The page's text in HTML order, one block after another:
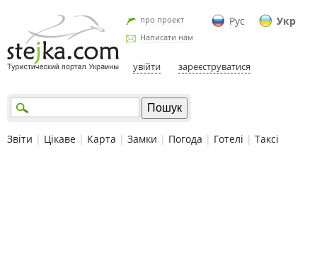
Рус Укр
про проект
Написати нам
увійти зареєструватися
Звіти | Цікаве | Карта | Замки | Погода | Готелі | Таксі